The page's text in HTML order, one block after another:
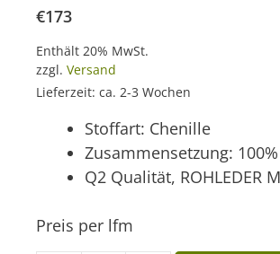
€173
Enthält 20% MwSt.
zzgl. Versand
Lieferzeit: ca. 2-3 Wochen
Stoffart: Chenille
Zusammensetzung:
Q2 Qualität, ROHLEDER
Preis per lfm